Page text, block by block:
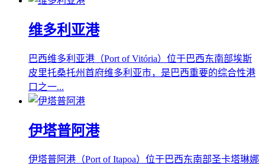
维多利亚港
巴西维多利亚港（Port of Vitória）位于巴西东南部埃斯
皮里托桑托州首府维多利亚市，是巴西重要的综合性港
口之一...
伊塔普阿港
伊塔普阿港（Port of Itapoa）位于巴西东南部圣卡塔琳娜